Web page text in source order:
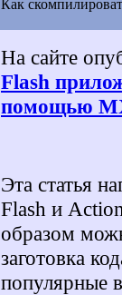
Как
На сайте
Flash
помощью
Эта статья
Flash и
образом
заготовка
популярные